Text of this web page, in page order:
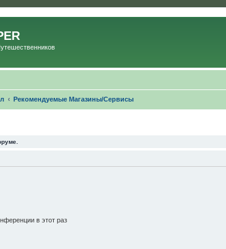
Рекомендуемые Магазины/Сервисы
в этот раз